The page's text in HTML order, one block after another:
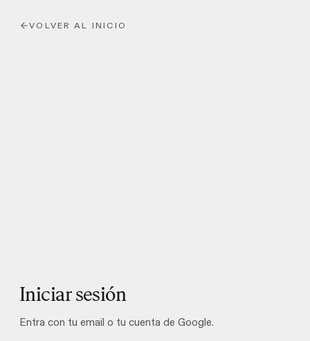
VOLVER AL INICIO
Iniciar sesión
Entra con tu email o tu cuenta de Google.